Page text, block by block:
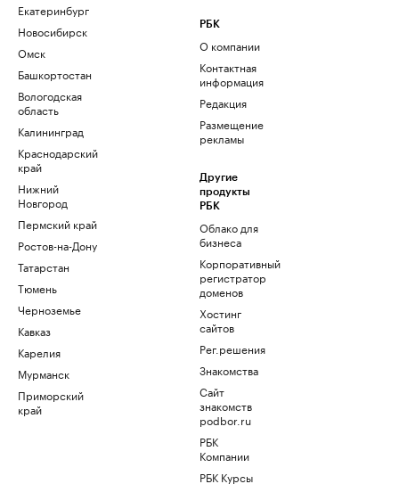
Екатеринбург
Новосибирск
Омск
Башкортостан
Вологодская
область
Калининград
Краснодарский
край
Нижний
Новгород
Пермский край
Ростов-на-Дону
Татарстан
Тюмень
Черноземье
Кавказ
Карелия
Мурманск
Приморский
край
РБК
О компании
Контактная
информация
Редакция
Размещение
рекламы
Другие
продукты
РБК
Облако для
бизнеса
Корпоративный
регистратор
доменов
Хостинг
сайтов
Рег.решения
Знакомства
Сайт
знакомств
podbor.ru
РБК
Компании
РБК Курсы